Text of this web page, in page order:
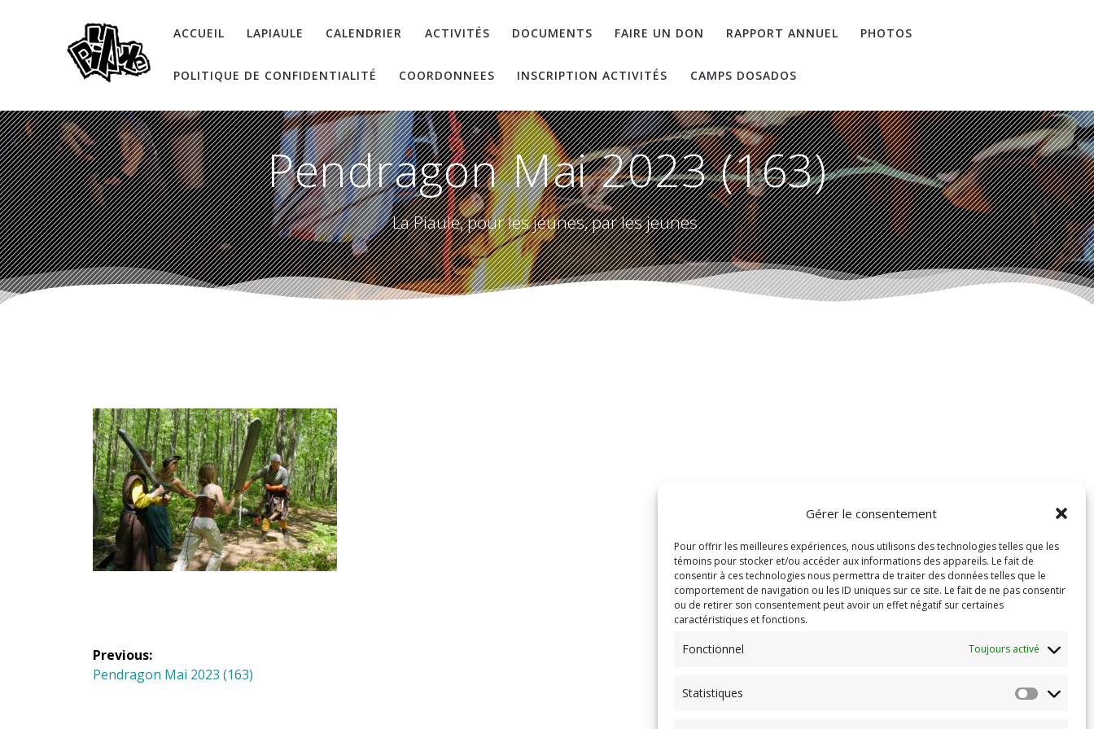
Gérer le consentement
Pour offrir les meilleures expériences, nous utilisons des technologies telles que les
témoins pour stocker et/ou accéder aux informations des appareils. Le fait de
consentir à ces technologies nous permettra de traiter des données telles que le
comportement de navigation ou les ID uniques sur ce site. Le fait de ne pas consentir
ou de retirer son consentement peut avoir un effet négatif sur certaines
caractéristiques et fonctions.
Fonctionnel Toujours activé
Statistiques
ACCUEIL LAPIAULE CALENDRIER ACTIVITÉS DOCUMENTS FAIRE UN DON RAPPORT ANNUEL PHOTOS
POLITIQUE DE CONFIDENTIALITÉ COORDONNEES INSCRIPTION ACTIVITÉS CAMPS DOSADOS
Pendragon Mai 2023 (163)
La Piaule, pour les jeunes, par les jeunes.
Navigation
de
Previous:
Previous
Pendragon Mai 2023 (163)